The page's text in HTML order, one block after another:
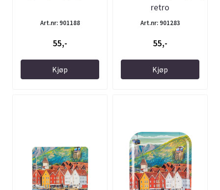
Art.nr: 901188
55,-
Kjøp
retro
Art.nr: 901283
55,-
Kjøp